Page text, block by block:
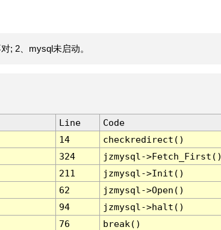
; 2、mysql未启动。
Line
Code
14
checkredirect()
324
jzmysql-
211
jzmysql->Init()
62
jzmysql->Open()
94
jzmysql->halt()
76 break()